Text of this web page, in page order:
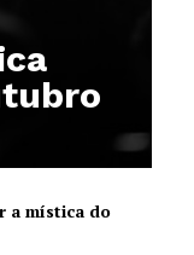
a mística do